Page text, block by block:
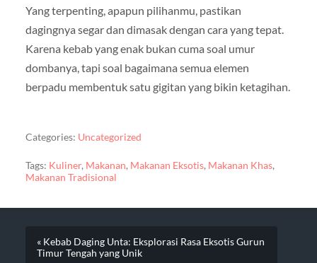
Yang terpenting, apapun pilihanmu, pastikan
dagingnya segar dan dimasak dengan cara yang tepat.
Karena kebab yang enak bukan cuma soal umur
dombanya, tapi soal bagaimana semua elemen
berpadu membentuk satu gigitan yang bikin ketagihan.
Categories: Uncategorized
Tags: Kuliner, Makanan, Makanan Eksotis, Makanan Khas,
Makanan Tradisional
« Kebab Daging Unta: Eksplorasi Rasa Eksotis Gurun
Timur Tengah yang Unik